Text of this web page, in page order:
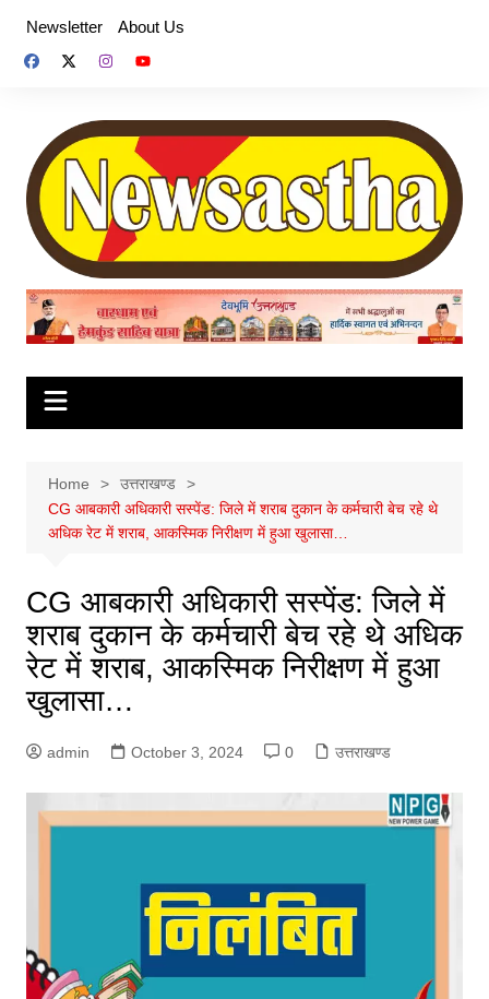
content
Newsletter About Us
Home
उत्तराखण्ड
CG आबकारी अधिकारी सस्पेंड: जिले में शराब दुकान के कर्मचारी बेच रहे थे
अधिक रेट में शराब, आकस्मिक निरीक्षण में हुआ खुलासा…
CG आबकारी अधिकारी सस्पेंड: जिले में
शराब दुकान के कर्मचारी बेच रहे थे अधिक
रेट में शराब, आकस्मिक निरीक्षण में हुआ
खुलासा…
admin October 3, 2024 0 उत्तराखण्ड